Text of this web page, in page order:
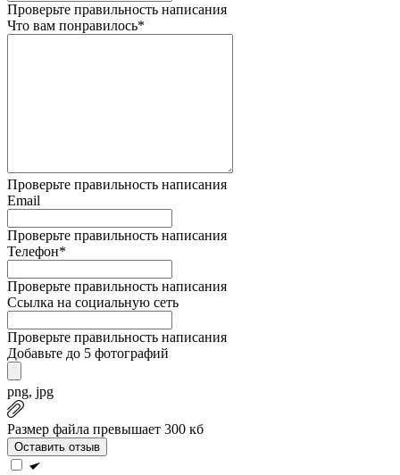
Проверьте правильность написания
Что вам понравилось*
Проверьте правильность написания
Email
Проверьте правильность написания
Телефон*
Проверьте правильность написания
Ссылка на социальную сеть
Проверьте правильность написания
Добавьте до 5 фотографий
png, jpg
Размер файла превышает 300 кб
Оставить отзыв